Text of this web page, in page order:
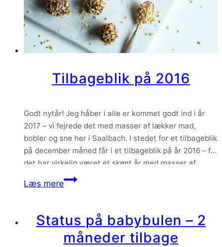
Tilbageblik på 2016
Godt nytår! Jeg håber i alle er kommet godt ind i år
2017 – vi fejrede det med masser af lækker mad,
bobler og sne her i Saalbach. I stedet for et tilbageblik
på december måned får i et tilbageblik på år 2016 – for
det har virkelig været et skønt år med masser af…
Læs mereTilbageblik
Status på babybulen – 2
måneder tilbage